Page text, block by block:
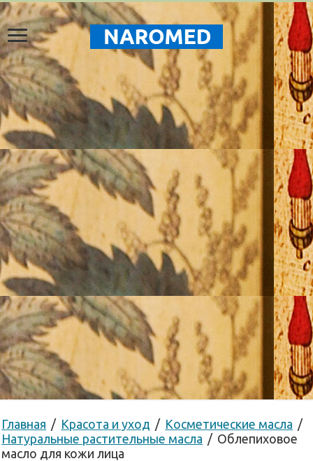
Главная / Красота и уход / Косметические масла /
Натуральные растительные масла / Облепиховое
масло для кожи лица